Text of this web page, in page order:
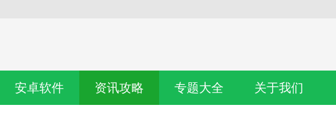
安卓软件 资讯攻略 专题大全 关于我们